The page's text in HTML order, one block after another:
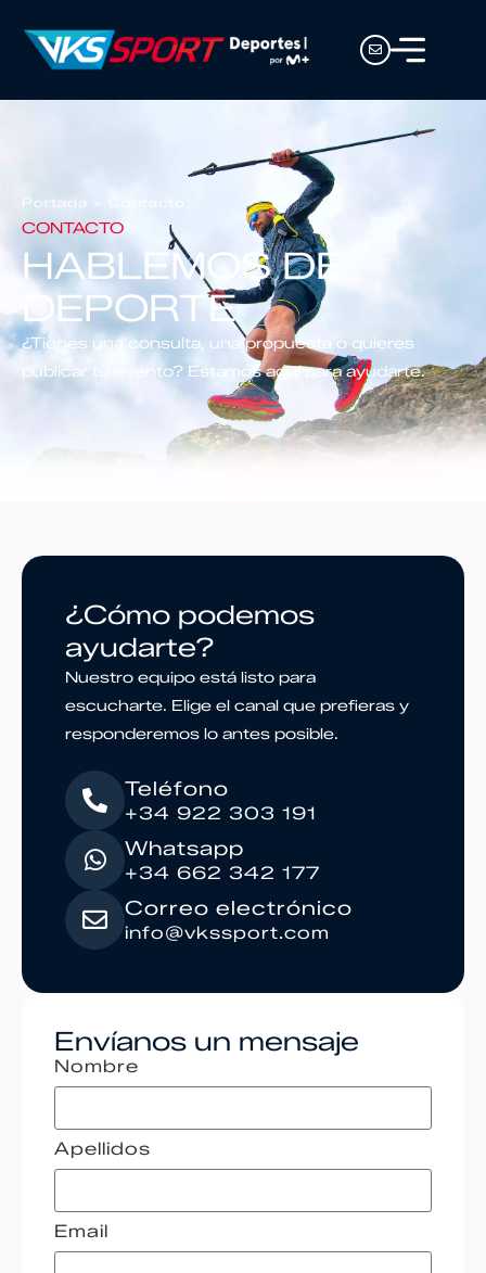
Portada » Contacto
CONTACTO
HABLEMOS DE
DEPORTE
¿Tienes una consulta, una propuesta o quieres
publicar tu evento? Estamos aquí para ayudarte.
¿Cómo podemos
ayudarte?
Nuestro equipo está listo para
escucharte. Elige el canal que prefieras y
responderemos lo antes posible.
Teléfono
+34 922 303 191
Whatsapp
+34 662 342 177
Correo electrónico
info@vkssport.com
Envíanos un mensaje
Nombre
Apellidos
Email